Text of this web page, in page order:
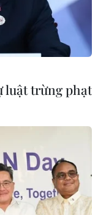
dân đi du
phép doanh
phục hoạt động
dân Trung Quốc
luật trừng phạt